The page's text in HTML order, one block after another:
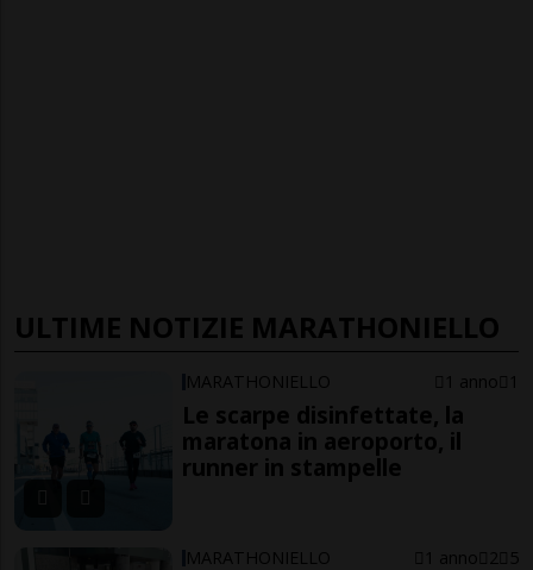
ULTIME NOTIZIE MARATHONIELLO
MARATHONIELLO 1 anno 1
Le scarpe disinfettate, la
maratona in aeroporto, il
runner in stampelle
MARATHONIELLO 1 anno 2 5